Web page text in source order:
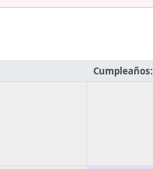
Cumpleaños: